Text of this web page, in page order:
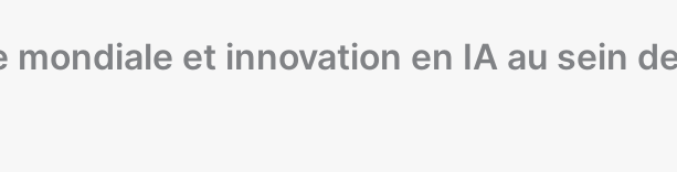
et innovation en IA au sein